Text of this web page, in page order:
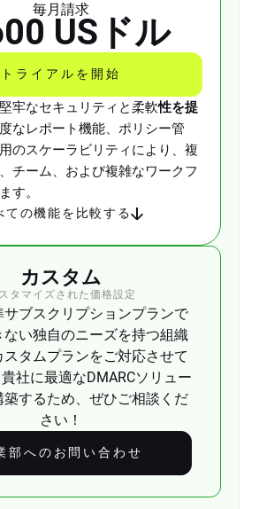
毎月請求
USドル
トライアルを開始
堅牢なセキュリティと柔軟性を提
なレポート機能、ポリシー管
のスケーラビリティにより、複
チーム、および複雑なワークフ
す。
ての機能を比較する
パーソナル
月額0 USドル、
は年額課金
0 USドル
個人利用のため
詳細を見る
中で導入できるよう支援するた
では個人利用（ビジネス目的以
アカウントを提供しています。
ンのセキュリティを確保した
カスタム
タマイズされた価格設定
サブスクリプションプランで
ない独自のニーズを持つ組織
スタムプランをご対応させて
社に最適なDMARCソリュー
築するため、ぜひご相談くだ
さい！
部へのお問い合わせ